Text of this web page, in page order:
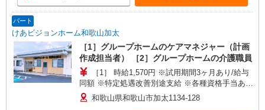
パート
けあビジョンホーム和歌山加太
［1］グループホームのケアマネジャー（計画
作成担当者） ［2］グループホームの介護職員
［1］ 時給1,570円 ※試用期間3ヶ月あり/給与
同額 ※特定処遇改善別途支給 ※各種資格手当あり
［2］ 時給1,045円〜1,095円 （経験・資格等によ
る） ※夜勤手当：6,000円/1回 ※試用期間3ヶ月あ
和歌山県和歌山市加太1134-128